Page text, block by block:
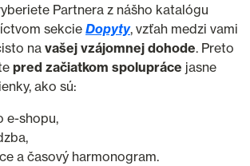
Partnera z nášho katalógu
sekcie Dopyty, vzťah medzi vami
navašej vzájomnej dohode. Preto
pred začiatkom spolupráce jasne
ako sú:
e-shopu,
a časový harmonogram.